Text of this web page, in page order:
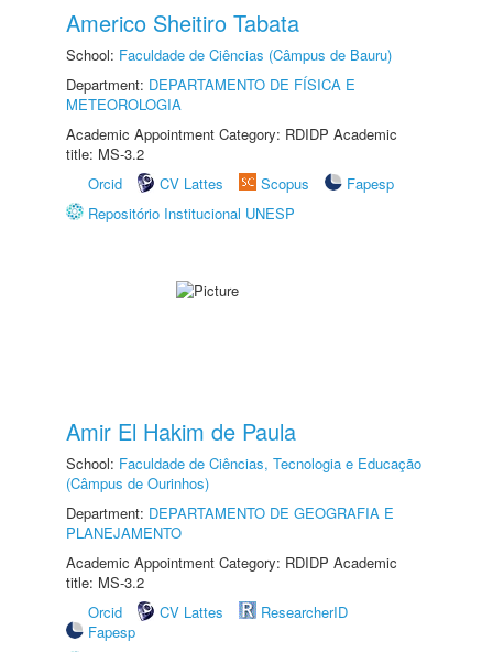
Americo Sheitiro Tabata
School: Faculdade de Ciências (Câmpus de Bauru)
Department: DEPARTAMENTO DE FÍSICA E
METEOROLOGIA
Academic Appointment Category: RDIDP Academic
title: MS-3.2
Orcid
CV Lattes Scopus
Fapesp
Repositório Institucional UNESP
Amir El Hakim de Paula
School: Faculdade de Ciências, Tecnologia e Educação
(Câmpus de Ourinhos)
Department: DEPARTAMENTO DE GEOGRAFIA E
PLANEJAMENTO
Academic Appointment Category: RDIDP Academic
title: MS-3.2
Orcid
CV Lattes
ResearcherID
Fapesp